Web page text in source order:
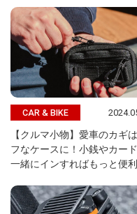
CAR & BIKE
【クルマ小物】愛車のカギ
フなケースに！小銭やカー
一緒にインすればもっと便利